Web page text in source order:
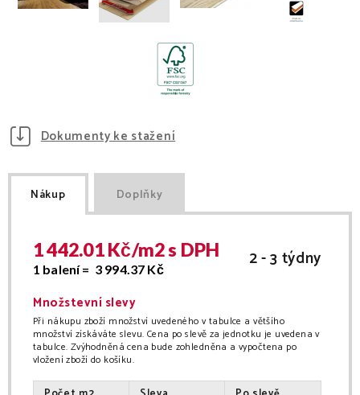
Dokumenty ke stažení
Nákup Doplňky
1 442.01Kč/m2s DPH
1 balení = 3 994.37 Kč 2 - 3 týdny
Množstevní slevy
Při nákupu zboží množství uvedeného v tabulce a většího
množství získáváte slevu. Cena po slevě za jednotku je uvedena v
tabulce. Zvýhodněná cena bude zohledněna a vypočtena po
vložení zboží do košíku.